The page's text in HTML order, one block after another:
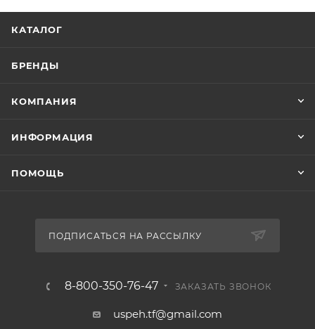
КАТАЛОГ
БРЕНДЫ
КОМПАНИЯ
ИНФОРМАЦИЯ
ПОМОЩЬ
ПОДПИСАТЬСЯ НА РАССЫЛКУ
8-800-350-76-47 ЗАКАЗАТЬ ЗВОНОК
uspeh.tf@gmail.com